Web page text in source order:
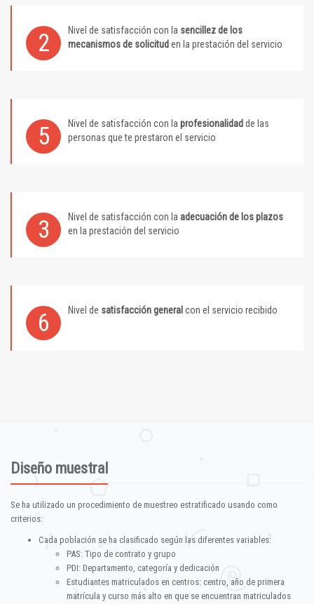
2 Nivel de satisfacción con la sencillez de los
mecanismos de solicitud en la prestación del servicio
5 Nivel de satisfacción con la profesionalidad de las
personas que te prestaron el servicio
3 Nivel de satisfacción con la adecuación de los plazos
en la prestación del servicio
6 Nivel de satisfacción general con el servicio recibido
Diseño muestral
Se ha utilizado un procedimiento de muestreo estratificado usando como
criterios:
Cada población se ha clasificado según las diferentes variables:
PAS: Tipo de contrato y grupo
PDI: Departamento, categoría y dedicación
Estudiantes matriculados en centros: centro, año de primera
matrícula y curso más alto en que se encuentran matriculados